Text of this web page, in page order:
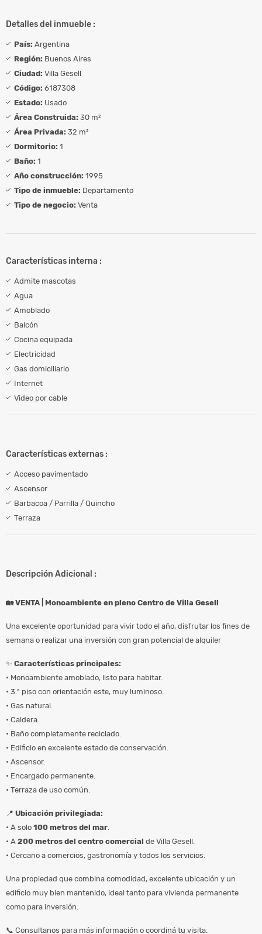
Detalles del inmueble :
País: Argentina
Región: Buenos Aires
Ciudad: Villa Gesell
Código: 6187308
Estado: Usado
Área Construida: 30 m²
Área Privada: 32 m²
Dormitorio: 1
Baño: 1
Año construcción: 1995
Tipo de inmueble: Departamento
Tipo de negocio: Venta
Características interna :
Admite mascotas
Agua
Amoblado
Balcón
Cocina equipada
Electricidad
Gas domiciliario
Internet
Video por cable
Características externas :
Acceso pavimentado
Ascensor
Barbacoa / Parrilla / Quincho
Terraza
Descripción Adicional :
🏡 VENTA | Monoambiente en pleno Centro de Villa Gesell
Una excelente oportunidad para vivir todo el año, disfrutar los fines de
semana o realizar una inversión con gran potencial de alquiler
✨ Características principales:
• Monoambiente amoblado, listo para habitar.
• 3.º piso con orientación este, muy luminoso.
• Gas natural.
• Caldera.
• Baño completamente reciclado.
• Edificio en excelente estado de conservación.
• Ascensor.
• Encargado permanente.
• Terraza de uso común.
📍 Ubicación privilegiada:
• A solo 100 metros del mar
• A 200 metros del centro comercial de Villa Gesell.
• Cercano a comercios, gastronomía y todos los servicios.
Una propiedad que combina comodidad, excelente ubicación y un
edificio muy bien mantenido, ideal tanto para vivienda permanente
como para inversión.
📞 Consultanos para más información o coordiná tu visita.